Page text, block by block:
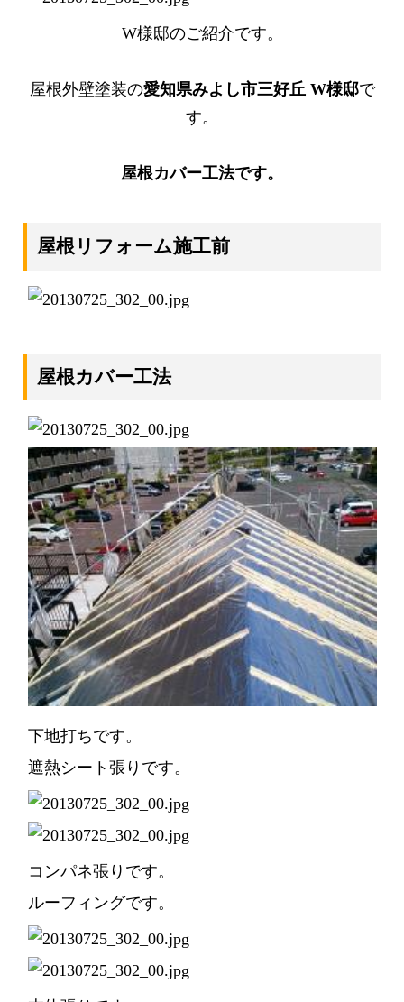
W様邸のご紹介です。
屋根外壁塗装の愛知県みよし市三好丘 W様邸で
す。
屋根カバー工法です。
屋根リフォーム施工前
屋根カバー工法
下地打ちです。
遮熱シート張りです。
コンパネ張りです。
ルーフィングです。